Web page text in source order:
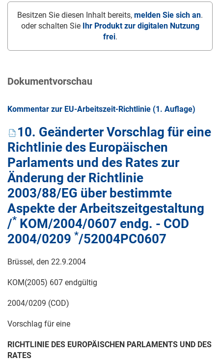
Besitzen Sie diesen Inhalt bereits, melden Sie sich an.
oder schalten Sie
Ihr Produkt zur digitalen Nutzung
frei.
Dokumentvorschau
Kommentar zur EU-Arbeitszeit-Richtlinie (1. Auflage)
10. Geänderter Vorschlag für eine
Richtlinie des Europäischen
Parlaments und des Rates zur
Änderung der Richtlinie
2003/88/EG über bestimmte
Aspekte der Arbeitszeitgestaltung
/* KOM/2004/0607 endg. - COD
2004/0209 */52004PC0607
Brüssel, den 22.9.2004
KOM(2005) 607 endgültig
2004/0209 (COD)
Vorschlag für eine
RICHTLINIE DES EUROPÄISCHEN PARLAMENTS UND DES
RATES